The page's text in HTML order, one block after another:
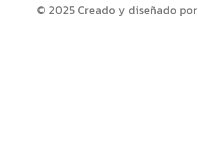
© 2025 Creado y diseñado por